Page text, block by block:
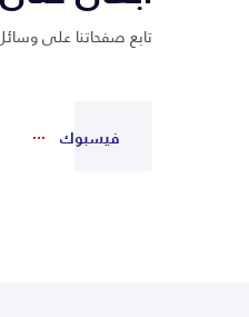
تابع صفحاتنا على
فيسبوك